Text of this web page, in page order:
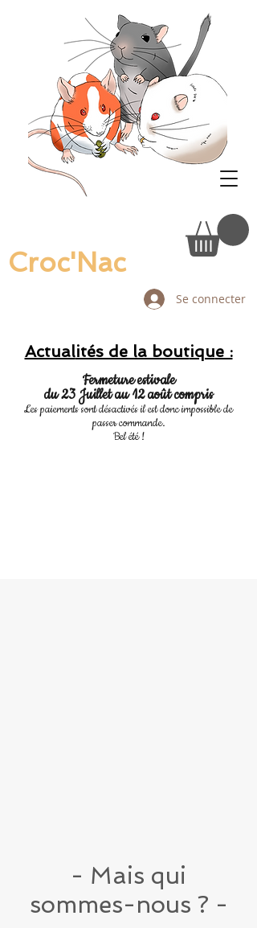
Croc'Nac
Se connecter
Actualités de la boutique :
Fermeture estivale
du 23 Juillet au 12 août compris
Les paiements sont désactivés il est donc impossible de
passer commande.
Bel été !
- Mais qui
sommes-nous ? -